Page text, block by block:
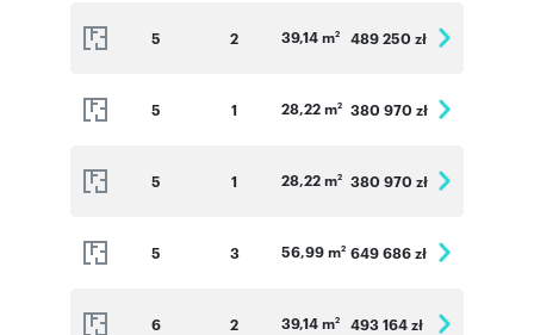
5 2 39,14 m2 489 250 zł
5 1 28,22 m2 380 970 zł
5 1 28,22 m2 380 970 zł
5 3 56,99 m2 649 686 zł
6 2 39,14 m2 493 164 zł